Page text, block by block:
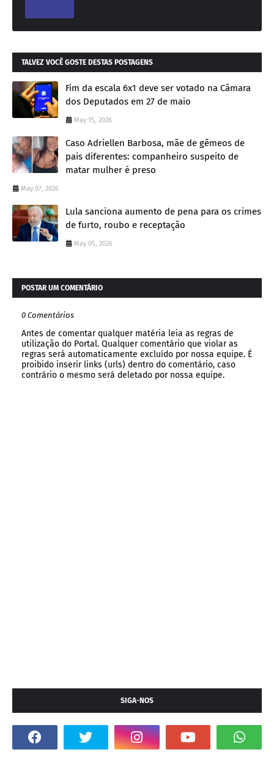
TALVEZ VOCÊ GOSTE DESTAS POSTAGENS
Fim da escala 6x1 deve ser votado na Câmara
dos Deputados em 27 de maio
May 15, 2026
Caso Adriellen Barbosa, mãe de gêmeos de
pais diferentes: companheiro suspeito de
matar mulher é preso
May 07, 2026
Lula sanciona aumento de pena para os crimes
de furto, roubo e receptação
May 05, 2026
POSTAR UM COMENTÁRIO
0 Comentários
Antes de comentar qualquer matéria leia as regras de
utilização do Portal. Qualquer comentário que violar as
regras será automaticamente excluído por nossa equipe. É
proibido inserir links (urls) dentro do comentário, caso
contrário o mesmo será deletado por nossa equipe.
SIGA-NOS